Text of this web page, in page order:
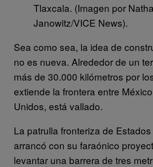
Tlaxcala. (Imagen por
Janowitz/VICE News).
Sea como sea, la idea de
no es nueva. Alrededor de un
más de 30.000 kilómetros por
extiende la frontera entre
Unidos, está vallado.
La patrulla fronteriza de
arrancó con su faraónico
levantar una barrera de tres